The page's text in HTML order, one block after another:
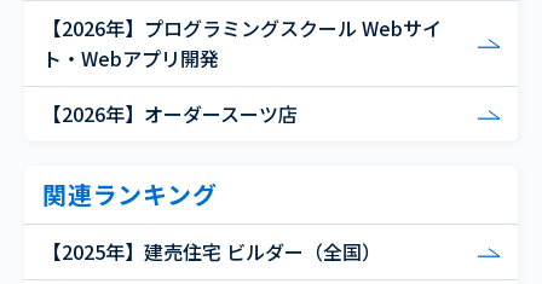
【2026年】プログラミングスクール Webサイ
ト・Webアプリ開発
【2026年】オーダースーツ店
関連ランキング
【2025年】建売住宅 ビルダー（全国）